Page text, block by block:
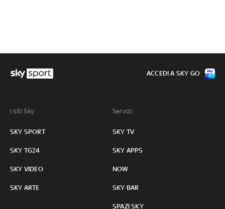
I siti Sky:
SKY SPORT
SKY TG24
SKY VIDEO
SKY ARTE
Servizi:
SKY TV
SKY APPS
NOW
SKY BAR
SPAZI SKY
ACCEDI A SKY GO